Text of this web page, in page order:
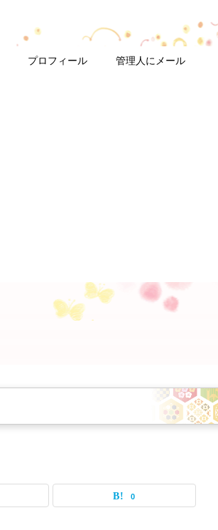
プロフィール 管理人にメール
0